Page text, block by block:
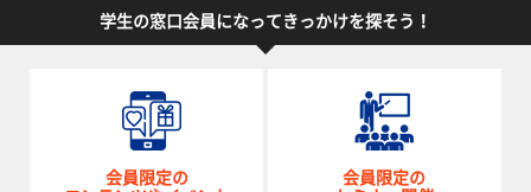
学生の窓口会員になってきっかけを探そう！
会員限定の
会員限定の